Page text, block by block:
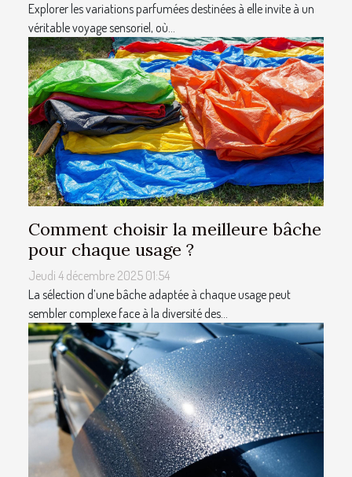
Explorer les variations parfumées destinées à elle invite à un
véritable voyage sensoriel, où...
Comment choisir la meilleure bâche
pour chaque usage ?
Jeudi 4 décembre 2025 01:54
La sélection d’une bâche adaptée à chaque usage peut
sembler complexe face à la diversité des...